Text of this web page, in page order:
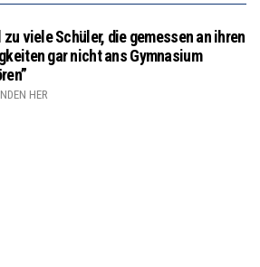
zu viele Schüler, die gemessen an ihren
gar nicht ans Gymnasium
HER